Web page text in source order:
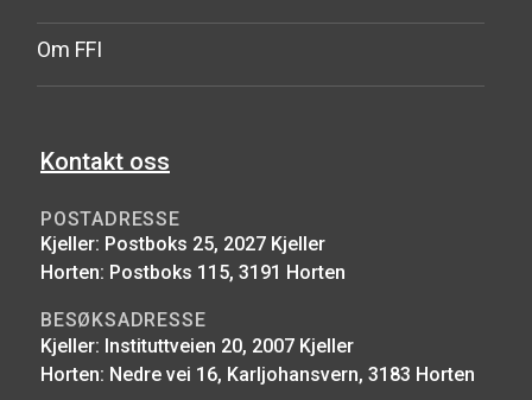
Om FFI
Kontakt oss
POSTADRESSE
Kjeller: Postboks 25, 2027 Kjeller
Horten: Postboks 115, 3191 Horten
BESØKSADRESSE
Kjeller: Instituttveien 20, 2007 Kjeller
Horten: Nedre vei 16, Karljohansvern, 3183 Horten